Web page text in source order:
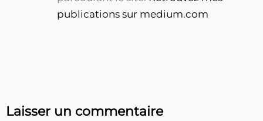
publications sur medium.com
Laisser un commentaire